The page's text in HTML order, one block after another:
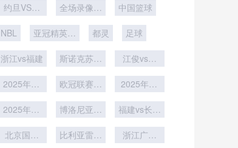
约旦VS阿
播约旦VS
在线直播
全场录像回
中国篮球
NBL
亚冠精英联
6轮
都灵 足球
浙江vs福建
斯诺克苏格
2轮
江俊vs大
特
2025年12
欧冠联赛阶
2025年12
2025年12
博洛尼亚vs
福建vs长沙
北京国安
比利亚雷亚
浙江广厦